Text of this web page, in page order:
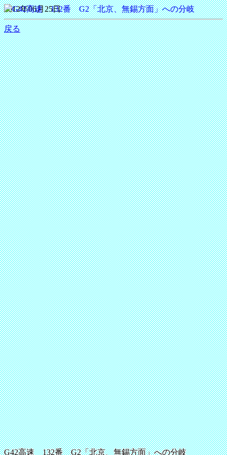
G42高速 132番 G2「北京、無錫方面」への分岐
2012年06月25日
戻る